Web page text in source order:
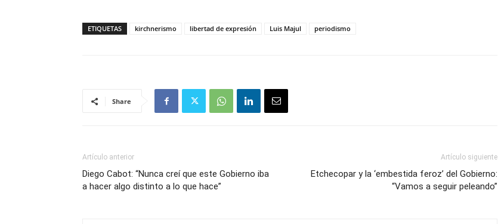
ETIQUETAS kirchnerismo libertad de expresión Luis Majul periodismo
Share
Artículo anterior
Diego Cabot: “Nunca creí que este Gobierno iba
a hacer algo distinto a lo que hace”
Artículo siguiente
Etchecopar y la ‘embestida feroz’ del Gobierno:
“Vamos a seguir peleando”